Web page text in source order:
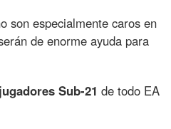
son especialmente caros en
de enorme ayuda para
Sub-21 de todo EA